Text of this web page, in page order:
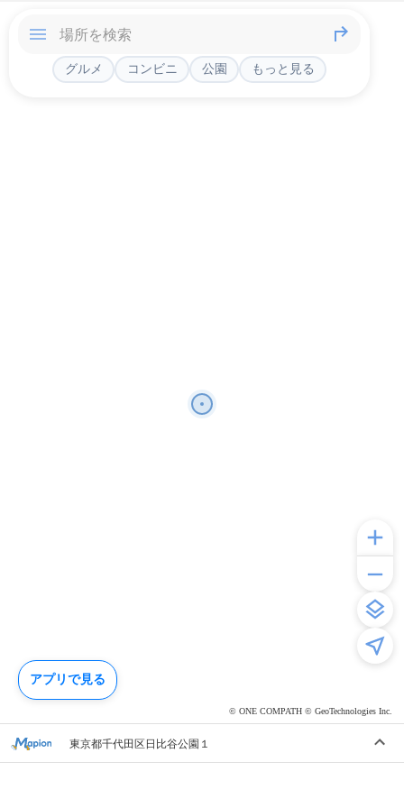
© ONE COMPATH © GeoTechnologies Inc.
グルメ コンビニ 公園 もっと見る
東京都千代田区日比谷公園１
アプリで見る